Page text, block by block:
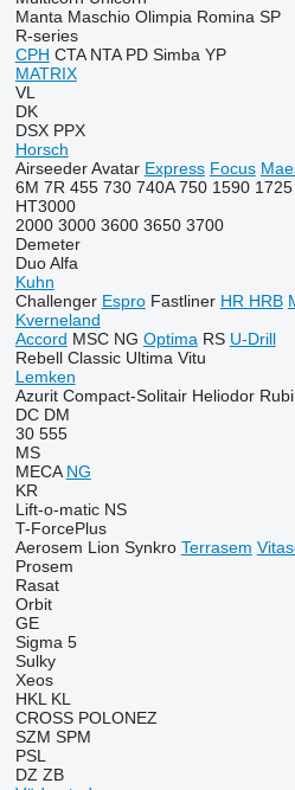
Manta Maschio Olimpia Romina SP
R-series
CPH CTA NTA PD Simba YP
MATRIX
VL
DK
DSX PPX
Horsch
Airseeder Avatar Express Focus
6M 7R 455 730 740A 750 1590 1725
HT3000
2000 3000 3600 3650 3700
Demeter
Duo Alfa
Kuhn
Challenger Espro Fastliner HR HRB
Kverneland
Accord MSC NG Optima RS U-Drill
Rebell Classic Ultima Vitu
Lemken
Azurit Compact-Solitair Heliodor
DC DM
30 555
MS
MECA NG
KR
Lift-o-matic NS
T-ForcePlus
Aerosem Lion Synkro Terrasem
Prosem
Rasat
Orbit
GE
Sigma 5
Sulky
Xeos
HKL KL
CROSS POLONEZ
SZM SPM
PSL
DZ ZB